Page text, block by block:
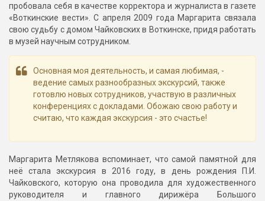
пробовала себя в качестве корректора и журналиста в газете
«Воткинские вести». С апреля 2009 года Маргарита связала
свою судьбу с домом Чайковских в Воткинске, придя работать
в музей научным сотрудником.
Основная моя деятельность, и самая любимая, -
ведение самых разнообразных экскурсий, также
готовлю новых сотрудников, участвую в различных
конференциях с докладами. Обожаю свою работу и
считаю, что каждая экскурсия - это счастье!
Маргарита Метлякова вспоминает, что самой памятной для
неё стала экскурсия в 2016 году, в день рождения П.И.
Чайковского, которую она проводила для художественного
руководителя и главного дирижёра Большого